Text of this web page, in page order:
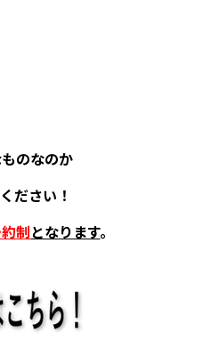
のなのか
ださい！
制となります。